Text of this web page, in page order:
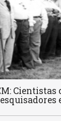
Cientistas